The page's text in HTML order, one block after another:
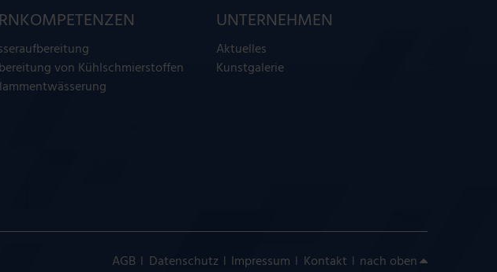
von Kühlschmierstoffen
UNTERNEHMEN
Aktuelles
Kunstgalerie
AGB | Datenschutz | Impressum | Kontakt | nach oben